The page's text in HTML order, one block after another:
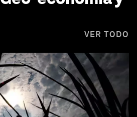
VER TODO